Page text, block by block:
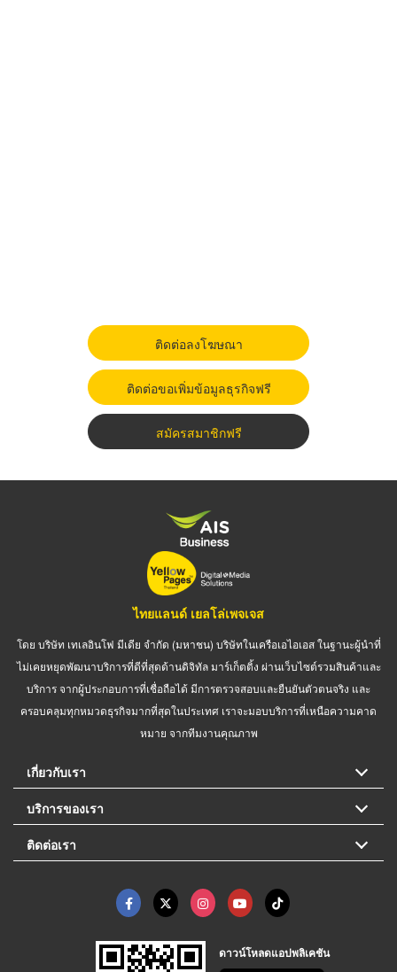
ติดต่อลงโฆษณา
ติดต่อขอเพิ่มข้อมูลธุรกิจฟรี
สมัครสมาชิกฟรี
ไทยแลนด์ เยลโล่เพจเจส
โดย บริษัท เทเลอินโฟ มีเดีย จำกัด (มหาชน) บริษัทในเครือเอไอเอส ในฐานะผู้นำที่
ไม่เคยหยุดพัฒนาบริการที่ดีที่สุดด้านดิจิทัล มาร์เก็ตติ้ง ผ่านเว็บไซต์รวมสินค้าและ
บริการ จากผู้ประกอบการที่เชื่อถือได้ มีการตรวจสอบและยืนยันตัวตนจริง และ
ครอบคลุมทุกหมวดธุรกิจมากที่สุดในประเทศ เราจะมอบบริการที่เหนือความคาด
หมาย จากทีมงานคุณภาพ
เกี่ยวกับเรา
บริการของเรา
ติดต่อเรา
ดาวน์โหลดแอปพลิเคชัน